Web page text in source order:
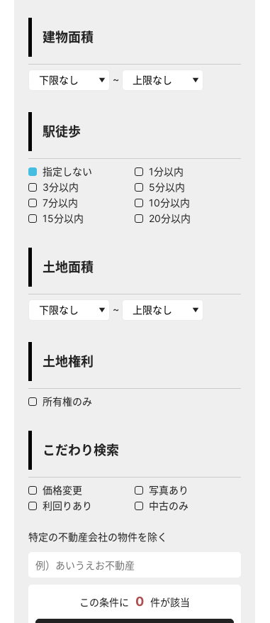
建物面積
~
駅徒歩
指定しない
1分以内
3分以内
5分以内
7分以内
10分以内
15分以内
20分以内
土地面積
~
土地権利
所有権のみ
こだわり検索
価格変更
写真あり
利回りあり
中古のみ
特定の不動産会社の物件を除く
この条件に 0 件が該当